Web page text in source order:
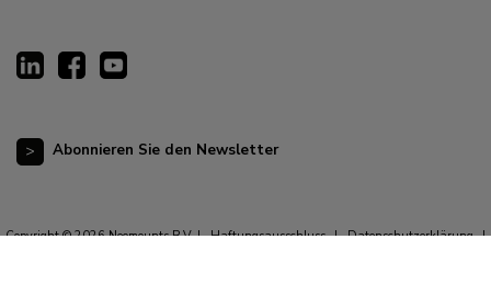
Abonnieren Sie den Newsletter
Copyright © 2026 Neomounts B.V. | Haftungsausschluss | Datenschutzerklärung |